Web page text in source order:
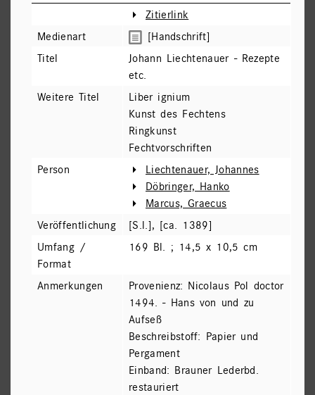
Zitierlink
Medienart
[Handschrift]
Titel
Johann Liechtenauer - Rezepte
etc.
Weitere Titel
Liber ignium
Kunst des Fechtens
Ringkunst
Fechtvorschriften
Person
Liechtenauer, Johannes
Döbringer, Hanko
Marcus, Graecus
Veröffentlichung
[S.l.], [ca. 1389]
Umfang /
Format
169 Bl. ; 14,5 x 10,5 cm
Anmerkungen
Provenienz: Nicolaus Pol doctor
1494. - Hans von und zu
Aufseß
Beschreibstoff: Papier und
Pergament
Einband: Brauner Lederbd.
restauriert